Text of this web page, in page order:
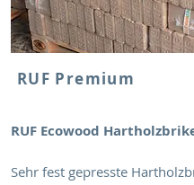
RUF Premium
RUF Ecowood
Sehr fest gepresste